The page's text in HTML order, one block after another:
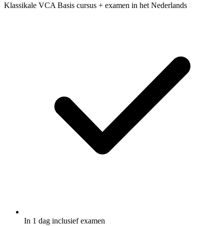
Klassikale VCA Basis cursus + examen in het Nederlands
In 1 dag inclusief examen